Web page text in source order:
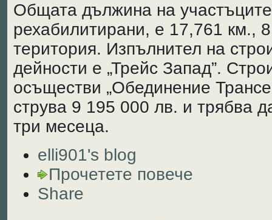
Общата дължина на
рехабилитирани, е 17,761 км.,
територия. Изпълнител на
дейности е „Трейс Запад”.
осъществи „Обединение
струва 9 195 000 лв. и трябва
три месеца.
elli901's blog
Прочетете повече
Share